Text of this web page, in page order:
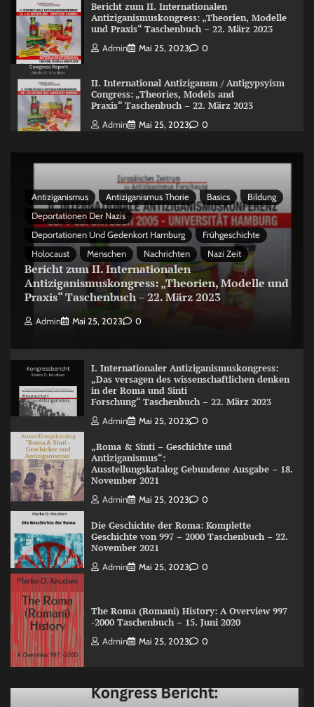
Bericht zum II. Internationalen
Antiziganismuskongress: „Theorien, Modelle
und Praxis“ Taschenbuch – 22. März 2023
Admin Mai 25, 2023 0
II. International Antizigansm / Antigypsyism
Congress: „Theories, Models and
Praxis“ Taschenbuch – 22. März 2023
Admin Mai 25, 2023 0
Antiziganismus Antiziganismus Thorie Basics
Bildung
Deportationen Der Nazis
Deportationen Und Gedenkort Hamburg
Frühgeschichte
Holocaust
Menschen Nachrichten Nazi Zeit
Bericht zum II. Internationalen
Antiziganismuskongress: „Theorien, Modelle und
Praxis“ Taschenbuch – 22. März 2023
Admin Mai 25, 2023 0
I. Internationaler Antiziganismuskongress:
„Das versagen des wissenschaftlichen denken
in der Roma und Sinti
Forschung“ Taschenbuch – 22. März 2023
Admin Mai 25, 2023 0
„Roma & Sinti – Geschichte und
Antiziganismus“:
Ausstellungskatalog Gebundene Ausgabe – 18.
November 2021
Admin Mai 25, 2023 0
Die Geschichte der Roma: Komplette
Geschichte von 997 – 2000 Taschenbuch – 22.
November 2021
Admin Mai 25, 2023 0
The Roma (Romani) History: A Overview 997
-2000 Taschenbuch – 15. Juni 2020
Admin Mai 25, 2023 0